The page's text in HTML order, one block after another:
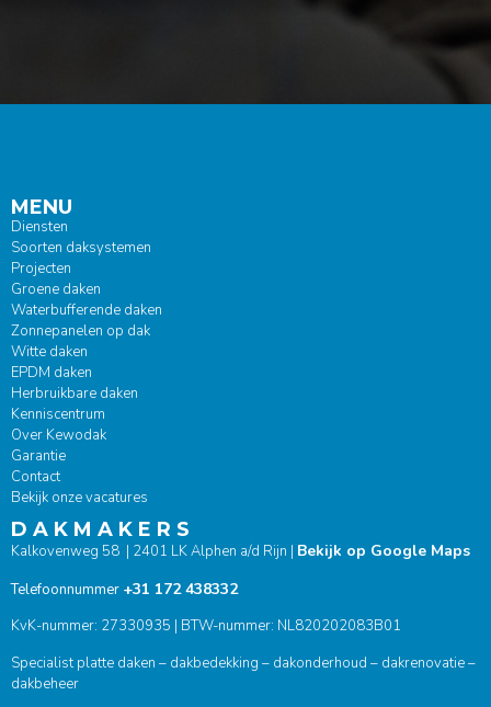
MENU
Diensten
Soorten daksystemen
Projecten
Groene daken
Waterbufferende daken
Zonnepanelen op dak
Witte daken
EPDM daken
Herbruikbare daken
Kenniscentrum
Over Kewodak
Garantie
Contact
Bekijk onze vacatures
D A K M A K E R S
Kalkovenweg 58 | 2401 LK Alphen a/d Rijn | Bekijk op Google Maps
Telefoonnummer +31 172 438332
KvK-nummer: 27330935 | BTW-nummer: NL820202083B01
Specialist platte daken – dakbedekking – dakonderhoud – dakrenovatie –
dakbeheer